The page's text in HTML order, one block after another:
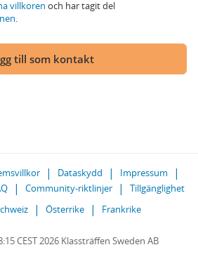
villkoren och har tagit del
.
till som kontakt
Dataskydd
Impressum
Community-riktlinjer
Tillgänglighet
Österrike Frankrike
CEST 2026 Klassträffen Sweden AB